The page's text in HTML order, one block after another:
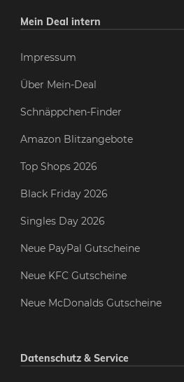
Mein Deal intern
Impressum
Über Mein-Deal
Schnäppchen-Finder
Amazon Blitzangebote
Top Shops 2026
Black Friday 2026
Singles Day 2026
Neue PayPal Gutscheine
Neue KFC Gutscheine
Neue McDonalds Gutscheine
Datenschutz & Service